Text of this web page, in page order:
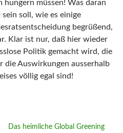
hungern müssen! Was daran
soll, wie es einige
begrüßend,
Klar ist nur, daß hier wieder
Politik gemacht wird, die
die Auswirkungen ausserhalb
völlig egal sind!
Das heimliche Global Greening